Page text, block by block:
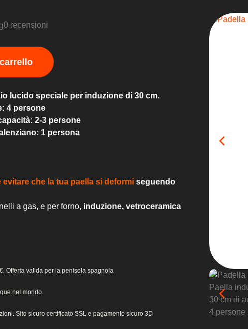
0 recensioni
lucido speciale per induzione di 30 cm.
4persone
2-3 persone
1 persona
evitare che la tua paella si deformi seguendo
a gas, e per forno, induzione, vetroceramica
Offerta valida per la penisola spagnola
nel mondo.
Sito sicuro certificato SSL e pagamento sicuro 3D